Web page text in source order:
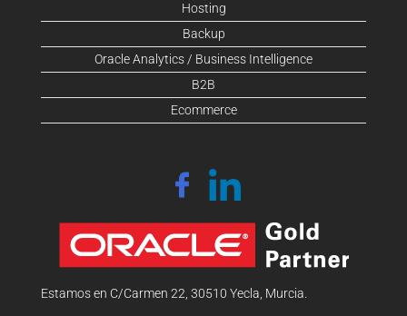
Hosting
Backup
Oracle Analytics / Business Intelligence
B2B
Ecommerce
Estamos en C/Carmen 22, 30510 Yecla, Murcia.